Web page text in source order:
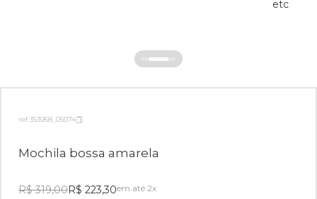
ref 353958_05074
Mochila bossa amarela
R$ 319,00R$ 223,30em até 2x